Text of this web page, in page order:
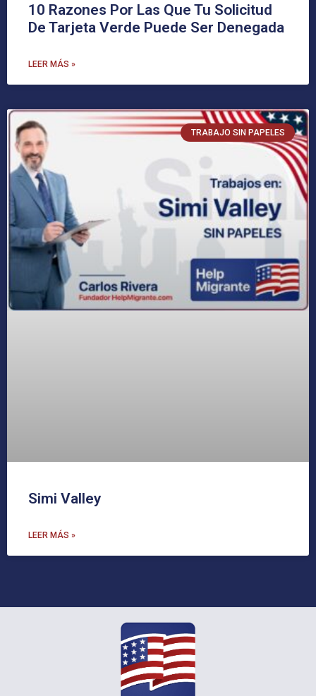
10 Razones Por Las Que Tu Solicitud
De Tarjeta Verde Puede Ser Denegada
LEER MÁS »
TRABAJO SIN PAPELES
Simi Valley
LEER MÁS »